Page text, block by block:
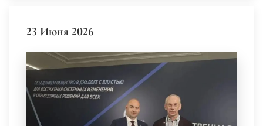
23 Июня 2026